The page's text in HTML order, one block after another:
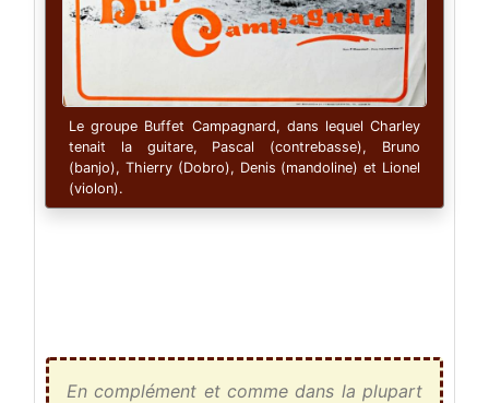
Le groupe Buffet Campagnard, dans lequel Charley
tenait la guitare, Pascal (contrebasse), Bruno
(banjo), Thierry (Dobro), Denis (mandoline) et Lionel
(violon).
En complément et comme dans la plupart